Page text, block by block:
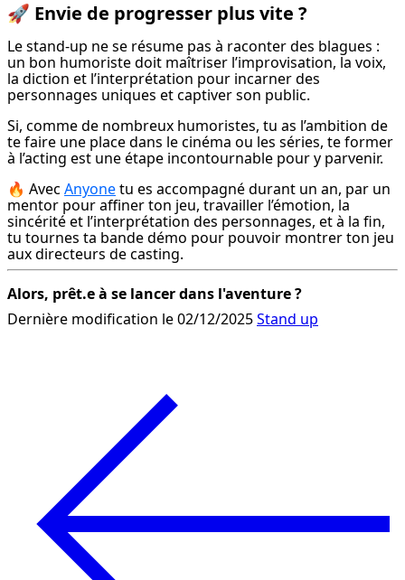
🚀 Envie de progresser plus vite ?
Le stand-up ne se résume pas à raconter des blagues :
un bon humoriste doit maîtriser l’improvisation, la voix,
la diction et l’interprétation pour incarner des
personnages uniques et captiver son public.
Si, comme de nombreux humoristes, tu as l’ambition de
te faire une place dans le cinéma ou les séries, te former
à l’acting est une étape incontournable pour y parvenir.
🔥 Avec Anyone tu es accompagné durant un an, par un
mentor pour affiner ton jeu, travailler l’émotion, la
sincérité et l’interprétation des personnages, et à la fin,
tu tournes ta bande démo pour pouvoir montrer ton jeu
aux directeurs de casting.
Alors, prêt.e à se lancer dans l'aventure ?
Dernière modification le 02/12/2025Stand up